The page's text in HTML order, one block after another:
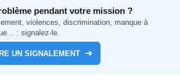
pendant votre mission ?
violences, discrimination, manque à
: signalez-le.
UN SIGNALEMENT